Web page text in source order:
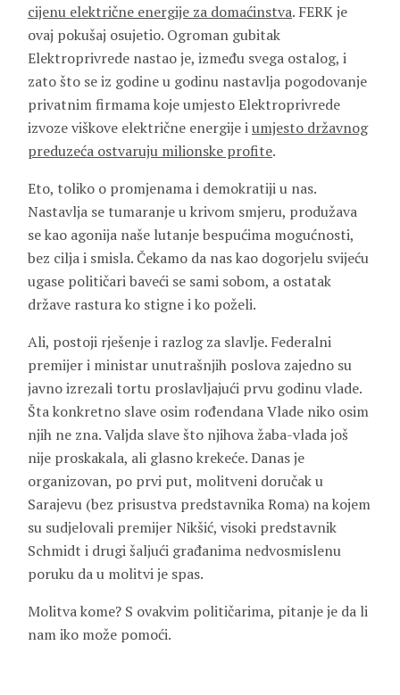
cijenu električne energije za domaćinstva. FERK je
ovaj pokušaj osujetio. Ogroman gubitak
Elektroprivrede nastao je, između svega ostalog, i
zato što se iz godine u godinu nastavlja pogodovanje
privatnim firmama koje umjesto Elektroprivrede
izvoze viškove električne energije iumjesto državnog
preduzeća ostvaruju milionske profite.
Eto, toliko o promjenama i demokratiji u nas.
Nastavlja se tumaranje u krivom smjeru, produžava
se kao agonija naše lutanje bespućima mogućnosti,
bez cilja i smisla. Čekamo da nas kao dogorjelu svijeću
ugase političari baveći se sami sobom, a ostatak
države rastura ko stigne i ko poželi.
Ali, postoji rješenje i razlog za slavlje. Federalni
premijer i ministar unutrašnjih poslova zajedno su
javno izrezali tortu proslavljajući prvu godinu vlade.
Šta konkretno slave osim rođendana Vlade niko osim
njih ne zna. Valjda slave što njihova žaba-vlada još
nije proskakala, ali glasno krekeće. Danas je
organizovan, po prvi put, molitveni doručak u
Sarajevu (bez prisustva predstavnika Roma) na kojem
su sudjelovali premijer Nikšić, visoki predstavnik
Schmidt i drugi šaljući građanima nedvosmislenu
poruku da u molitvi je spas.
Molitva kome? S ovakvim političarima, pitanje je da li
nam iko može pomoći.